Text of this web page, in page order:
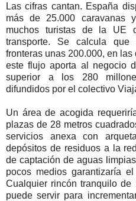
Las cifras cantan. España
más de 25.000 caravanas
muchos turistas de la UE
transporte. Se calcula
fronteras unas 200.000, en
este flujo aporta al negocio
superior a los 280
difundidos por el colectivo
Un área de acogida
plazas de 28 metros
servicios anexa con
depósitos de residuos a la
de captación de aguas
pocos medios garantizaría
Cualquier rincón tranquilo
puede servir para